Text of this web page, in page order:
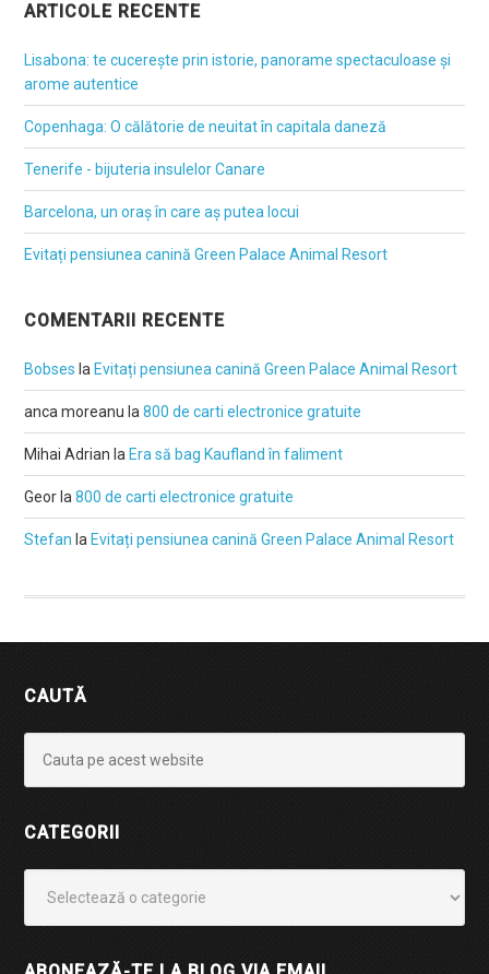
ARTICOLE RECENTE
Lisabona: te cucerește prin istorie, panorame spectaculoase și
arome autentice
Copenhaga: O călătorie de neuitat în capitala daneză
Tenerife - bijuteria insulelor Canare
Barcelona, un oraș în care aș putea locui
Evitați pensiunea canină Green Palace Animal Resort
COMENTARII RECENTE
Bobses laEvitați pensiunea canină Green Palace Animal Resort
anca moreanu la800 de carti electronice gratuite
Mihai Adrian laEra să bag Kaufland în faliment
Georla800 de carti electronice gratuite
Stefan laEvitați pensiunea canină Green Palace Animal Resort
CAUTĂ
CATEGORII